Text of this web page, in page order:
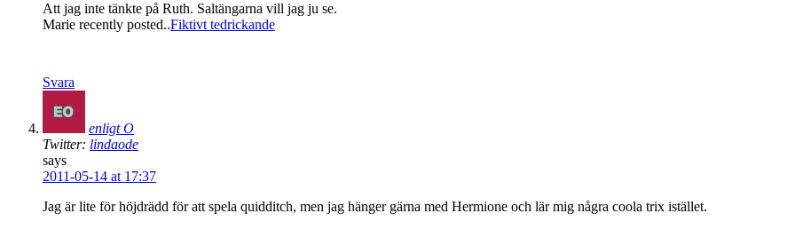
Att jag inte tänkte på Ruth. Saltängarna vill jag ju se.
Marie recently posted..Fiktivt tedrickande
Svara
enligt O
Twitter: lindaode
says
2011-05-14 at 17:37
Jag är lite för höjdrädd för att spela quidditch, men jag hänger gärna med Hermione och lär mig några coola trix istället.